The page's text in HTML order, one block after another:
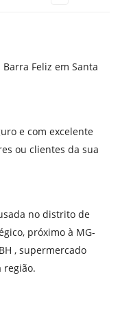
Feliz em Santa
e com excelente
ou clientes da sua
no distrito de
próximo à MG-
, supermercado
região.